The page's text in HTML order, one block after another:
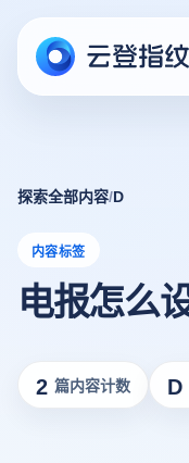
探索全部内容/D
内容标签
电报怎么
2 篇内容计数 D